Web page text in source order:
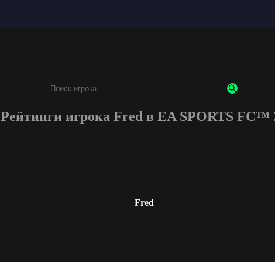
Введите не менее 3 символов или цифр
Рейтинги игрока Fred в EA SPORTS FC™
Fred